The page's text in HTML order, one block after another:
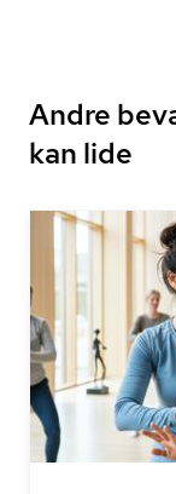
Andre
kan lide